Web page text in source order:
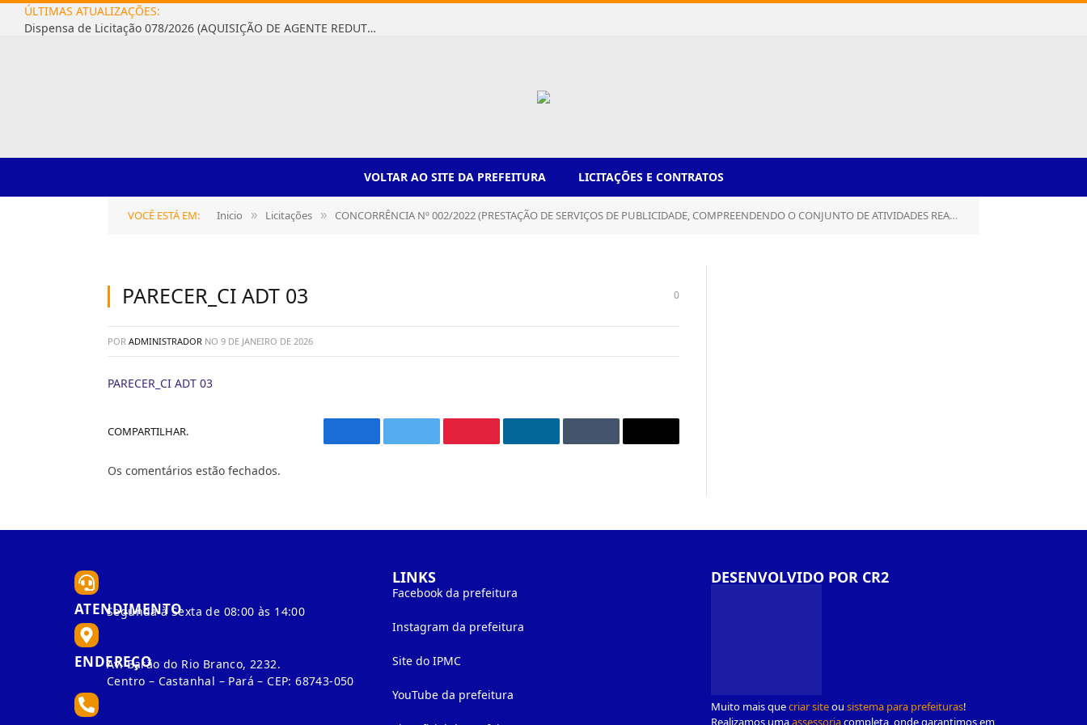
ÚLTIMAS ATUALIZAÇÕES:
Dispensa de Licitação 078/2026 (AQUISIÇÃO DE AGENTE REDUTOR LÍQUIDO AUTOMOTIVO – ARLA 32, PARA ATENDER A FROTA OFICIAL DE VEÍCULOS DA SECRETARIA MUNICIPAL DE EDUCAÇÃO DO MUNICÍPIO DE CASTANHAL/PA)
VOLTAR AO SITE DA PREFEITURA LICITAÇÕES E CONTRATOS
VOCÊ ESTÁ EM: Inicio » Licitações » CONCORRÊNCIA Nº 002/2022 (PRESTAÇÃO DE SERVIÇOS DE PUBLICIDADE, COMPREENDENDO O CONJUNTO DE ATIVIDADES REALIZADAS INTEGRADAMENTE QUE TENHAM POR OBJETIVO O ESTUDO, O PLANEJAMENTO, A CONCEITUAÇÃO, A CONCEPÇÃO, A CRIAÇÃO, A EXECUÇÃO INTERNA, A INTERMEDIAÇÃO E A SUPERVISÃO DA EXECUÇÃO EXTERNA E A DISTRIBUIÇÃO DE AÇÕES PUBLICITÁRIAS PARA PÚBLICOS DE INTERESSE)
PARECER_CI ADT 03 0
POR ADMINISTRADOR NO 9 DE JANEIRO DE 2026
PARECER_CI ADT 03
COMPARTILHAR.
FacebookTwitter PinterestO
Tumblr E-
Os comentários estão fechados.
ATENDIMENTO
Segunda à Sexta de 08:00 às 14:00
ENDEREÇO
Av. Barão do Rio Branco, 2232.
Centro – Castanhal – Pará – CEP: 68743-050
LINKS
Facebook da prefeitura
Instagram da prefeitura
Site do IPMC
YouTube da prefeitura
DESENVOLVIDO POR CR2
Muito mais quecriar siteou sistema para prefeituras!
Realizamos umaassessoriacompleta, onde garantimos em